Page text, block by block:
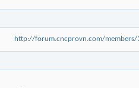
http://forum.cncprovn.com/members/